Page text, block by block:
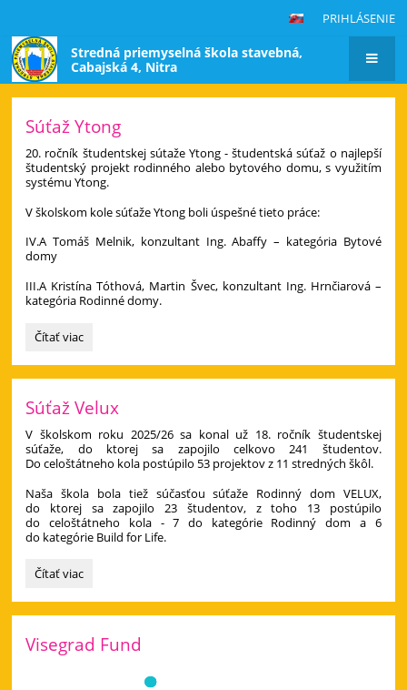
PRIHLÁSENIE
Stredná priemyselná škola stavebná,
Cabajská 4, Nitra
stránka
Súťaž Ytong
20. ročník študentskej sútaže Ytong - študentská súťaž o najlepší
študentský projekt rodinného alebo bytového domu, s využitím
systému Ytong.
V školskom kole súťaže Ytong boli úspešné tieto práce:
IV.A Tomáš Melnik, konzultant Ing. Abaffy – kategória Bytové
domy
III.A Kristína Tóthová, Martin Švec, konzultant Ing. Hrnčiarová –
kategória Rodinné domy.
Súťaž
Čítať viac
Súťaž Velux
V školskom roku 2025/26 sa konal už 18. ročník študentskej
súťaže, do ktorej sa zapojilo celkovo 241 študentov.
Do celoštátneho kola postúpilo 53 projektov z 11 stredných škôl.
Naša škola bola tiež súčasťou súťaže Rodinný dom VELUX,
do ktorej sa zapojilo 23 študentov, z toho 13 postúpilo
do celoštátneho kola - 7 do kategórie Rodinný dom a 6
do kategórie Build for Life.
Súťaž
Čítať viac
Visegrad Fund